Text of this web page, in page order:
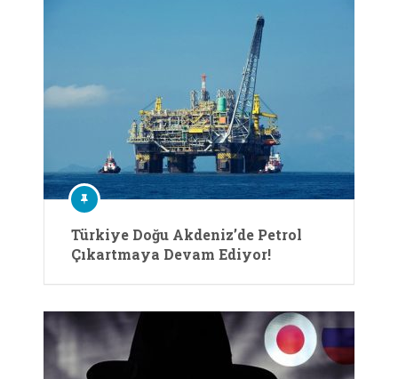
Türkiye Doğu Akdeniz’de Petrol
Çıkartmaya Devam Ediyor!